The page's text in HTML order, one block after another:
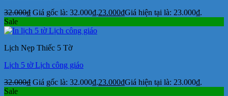
32.000₫ Giá gốc là: 32.000₫.23.000₫Giá hiện tại là: 23.000₫.
Sale
Lịch Nẹp Thiếc 5 Tờ
Lịch 5 tờ Lịch công giáo
32.000₫ Giá gốc là: 32.000₫.23.000₫Giá hiện tại là: 23.000₫.
Sale